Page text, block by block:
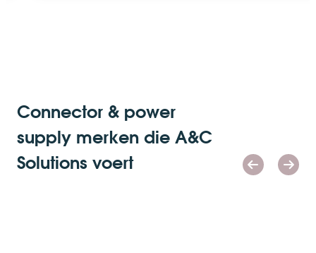
Connector & power
supply merken die A&C
Solutions voert